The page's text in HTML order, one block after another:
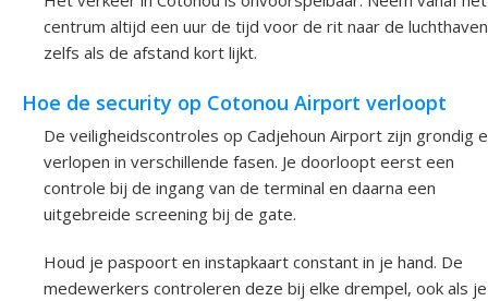
centrum altijd een uur de tijd voor de rit naar de
zelfs als de afstand kort lijkt.
Hoe de security op Cotonou Airport verloopt
De veiligheidscontroles op Cadjehoun Airport zijn grondig
verlopen in verschillende fasen. Je doorloopt eerst een
controle bij de ingang van de terminal en daarna een
uitgebreide screening bij de gate.
Houd je paspoort en instapkaart constant in je hand. De
medewerkers controleren deze bij elke drempel, ook als je